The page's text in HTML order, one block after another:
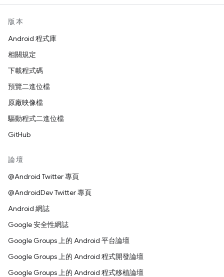
版本
Android 程式庫
相關規定
下載程式碼
預覽二進位檔
原廠映像檔
驅動程式二進位檔
GitHub
論壇
@Android Twitter 專頁
@AndroidDev Twitter 專頁
Android 網誌
Google 安全性網誌
Google Groups 上的 Android 平台論壇
Google Groups 上的 Android 程式開發論壇
Google Groups 上的 Android 程式移植論壇